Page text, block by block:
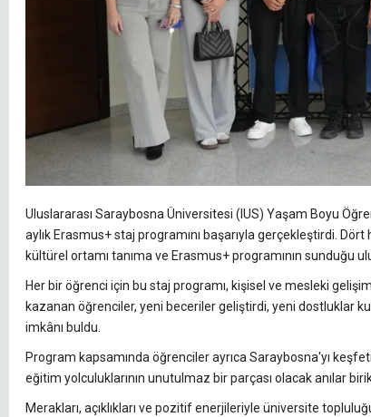
Uluslararası Saraybosna Üniversitesi (IUS) Yaşam Boyu
aylık Erasmus+ staj programını başarıyla gerçekleştirdi.
kültürel ortamı tanıma ve Erasmus+ programının sunduğu
Her bir öğrenci için bu staj programı, kişisel ve mesleki
kazanan öğrenciler, yeni beceriler geliştirdi, yeni dostluklar
imkânı buldu.
Program kapsamında öğrenciler ayrıca Saraybosna'yı
eğitim yolculuklarının unutulmaz bir parçası olacak anılar
Merakları, açıklıkları ve pozitif enerjileriyle üniversite